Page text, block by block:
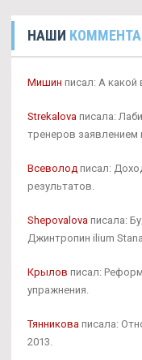
НАШИ
Мишин писал: А какой
Strekalova писала:
тренеров заявлением
Всеволод писал:
результатов.
Shepovalova писала:
Джинтропин ilium
Крылов писал:
упражнения.
Тянникова писала:
2013.